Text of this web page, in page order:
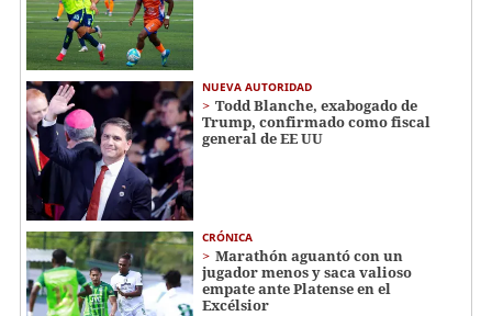
NUEVA AUTORIDAD
Todd Blanche, exabogado de
Trump, confirmado como fiscal
general de EE UU
CRÓNICA
Marathón aguantó con un
jugador menos y saca valioso
empate ante Platense en el
Excélsior